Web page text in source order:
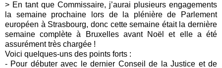
> En tant que Commissaire, j’aurai plusieurs engagements
la semaine prochaine lors de la plénière de Parlement
européen à Strasbourg, donc cette semaine était la dernière
semaine complète à Bruxelles avant Noël et elle a été
assurément très chargée !
Voici quelques-uns des points forts :
- Pour débuter avec le dernier Conseil de la Justice et de